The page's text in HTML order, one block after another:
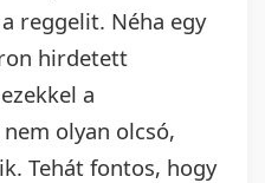
reggelit. Néha egy
hirdetett
a
olyan olcsó,
Tehát fontos, hogy